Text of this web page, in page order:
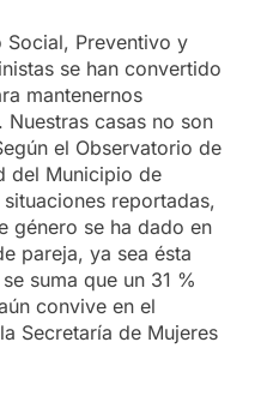
Social, Preventivo y
se han convertido
mantenernos
casas no son
el Observatorio de
del Municipio de
reportadas,
género se ha dado en
pareja, ya sea ésta
suma que un 31 %
convive en el
Secretaría de Mujeres